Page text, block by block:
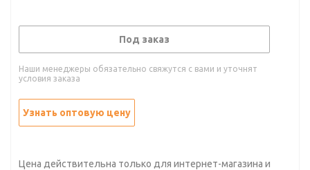
Под заказ
Наши менеджеры обязательно свяжутся с вами и уточнят
условия заказа
Узнать оптовую цену
Цена действительна только для интернет-магазина и